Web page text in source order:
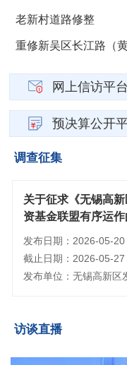
老新村道路修整
重修新吴区长江路（
网上信访平台
预决算公开
调查征集
关于征求《无锡高
资基金联盟有序运
发布日期：2026-05-20
截止日期：2026-05-27
发布单位：无锡高新区
访谈直播